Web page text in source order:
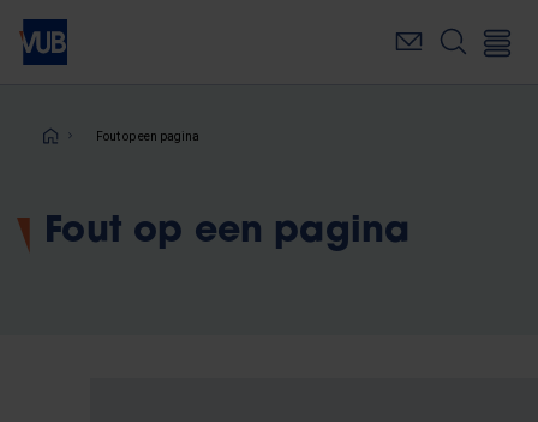
Overslaan
naar
inhoudKruimelpad
Fout op een pagina
Fout op een pagina